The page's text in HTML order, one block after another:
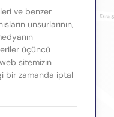
ve benzer
unsurlarının,
üçüncü
sitemizin
bir zamanda iptal